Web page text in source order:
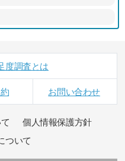
度調査とは
お問い合わせ
個人情報保護方針
ついて